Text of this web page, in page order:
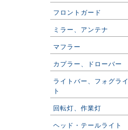
フロントガード
ミラー、アンテナ
マフラー
カプラー、ドローバー
ライトバー、フォグライ
ト
回転灯、作業灯
ヘッド・テールライト